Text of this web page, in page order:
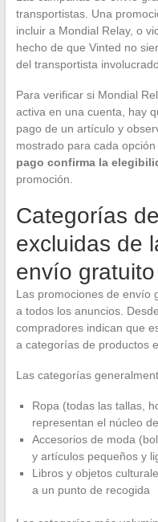
transportistas. Una
incluir a Mondial Relay, o
hecho de que Vinted no
del transportista
Para verificar si Mondial
activa en una cuenta, hay
pago de un artículo y
mostrado para cada opción
pago confirma la
promoción.
Categorías
excluidas de
envío
Las promociones de envío
a todos los anuncios.
compradores indican que
a categorías de productos
Las categorías
Ropa (todas las tallas,
representan el núcleo
Accesorios de moda
y artículos pequeños y
Libros y objetos
a un punto de recogida